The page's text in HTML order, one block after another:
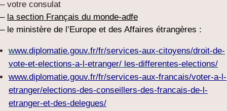
– votre consulat
– la section Français du monde-adfe
– le ministère de l’Europe et des Affaires étrangères :
www.diplomatie.gouv.fr/fr/services-aux-citoyens/droit-de-
vote-et-elections-a-l-etranger/ les-differentes-elections/
www.diplomatie.gouv.fr/fr/services-aux-francais/voter-a-l-
etranger/elections-des-conseillers-des-francais-de-l-
etranger-et-des-delegues/